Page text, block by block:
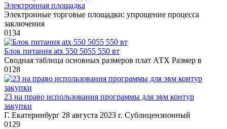
Электронная площадка
Электронные торговые площадки: упрощение процесса
заключения
0134
Блок питания atx 550 5055 550 вт
Сводная таблица основных размеров плат АТХ Размер в
0128
23 на право использования программы для эвм контур
закупки
Г. Екатеринбург 28 августа 2023 г. Сублицензионный
0129